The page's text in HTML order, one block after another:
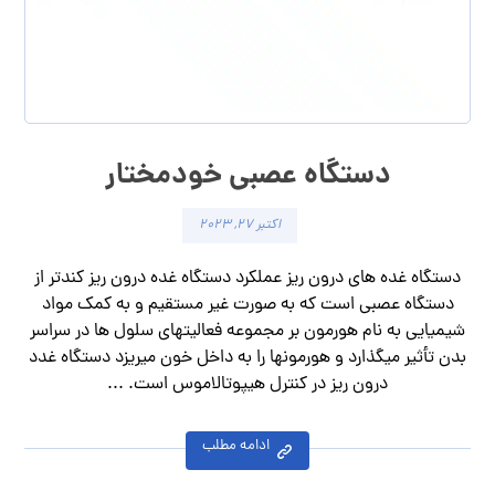
دستگاه عصبی خودمختار
اکتبر ۲۷, ۲۰۲۳
دستگاه غده های درون ریز عملکرد دستگاه غده درون ریز کندتر از
دستگاه عصبی است که به صورت غیر مستقیم و به کمک مواد
شیمیایی به نام هورمون بر مجموعه فعالیتهای سلول ها در سراسر
بدن تأثیر میگذارد و هورمونها را به داخل خون میریزد دستگاه غدد
درون ریز در کنترل هیپوتالاموس است. ...
ادامه مطلب